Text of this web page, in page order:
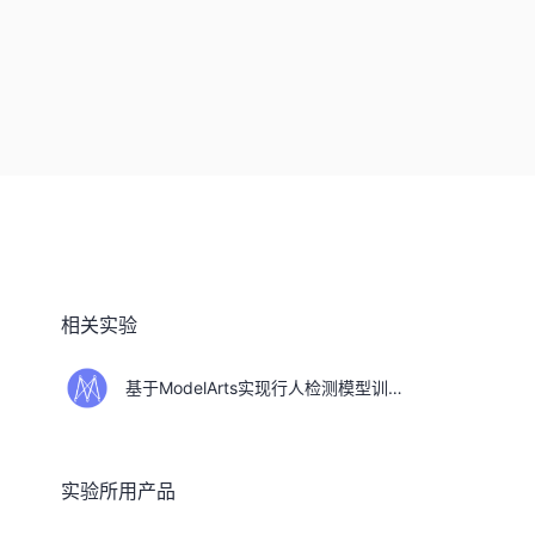
相关实验
基于ModelArts实现行人检测模型训练和部署
实验所用产品